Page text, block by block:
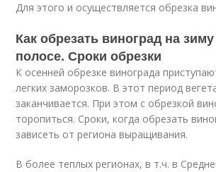
Для этого и осуществляется обрезка
Как обрезать виноград на
полосе. Сроки обрезки
К осенней обрезке винограда
легких заморозков. В этот период
заканчивается. При этом с обрезкой
торопиться. Сроки, когда обрезать
зависеть от региона выращивания.
В более теплых регионах, в т.ч. в